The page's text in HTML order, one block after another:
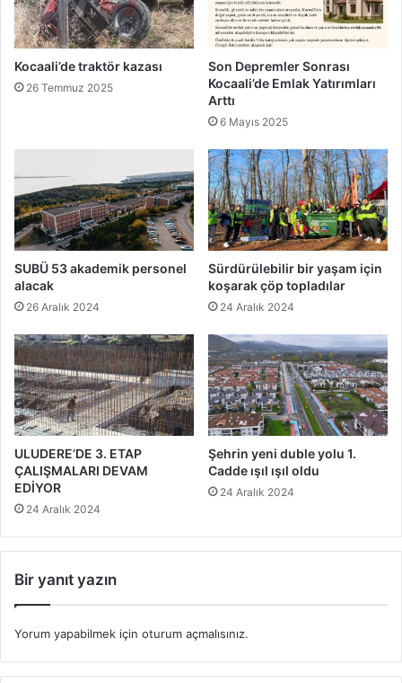
Kocaali’de traktör kazası
26 Temmuz 2025
Son Depremler Sonrası
Kocaali’de Emlak Yatırımları
Arttı
6 Mayıs 2025
SUBÜ 53 akademik personel
alacak
26 Aralık 2024
Sürdürülebilir bir yaşam için
koşarak çöp topladılar
24 Aralık 2024
ULUDERE’DE 3. ETAP
ÇALIŞMALARI DEVAM
EDİYOR
24 Aralık 2024
Şehrin yeni duble yolu 1.
Cadde ışıl ışıl oldu
24 Aralık 2024
Bir yanıt yazın
Yorum yapabilmek için oturum açmalısınız.